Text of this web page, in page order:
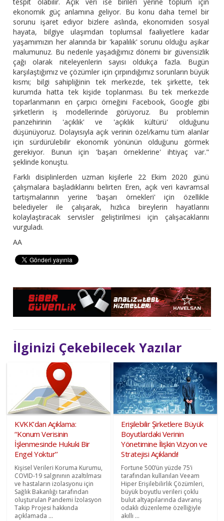
tespit olabilir. Açık veri ise birileri yerine toplum için
ekonomik güç anlamına geliyor. Bu konu daha temel bir
sorunu işaret ediyor bizlere aslında, ekonomiden sosyal
hayata, bilgiye ulaşımdan toplumsal faaliyetlere kadar
yaşamımızın her alanında bir 'kapalılık' sorunu olduğu aşikar
malumunuz. Bu nedenle yaşadığımız dönemi bir güvensizlik
çağı olarak niteleyenlerin sayısı oldukça fazla. Bugün
karşılaştığımız ve çözümler için çırpındığımız sorunların büyük
kısmı; bilgi sahipliğinin tek merkezde, tek şirkette, tek
kurumda hatta tek kişide toplanması. Bu tek merkezde
toparlanmanın en çarpıcı örneğini Facebook, Google gibi
şirketlerin iş modellerinde görüyoruz. Bu problemin
panzehirinin 'açıklık' ve 'açıklık kültürü' olduğunu
düşünüyoruz. Dolayısıyla açık verinin özel/kamu tüm alanlar
için sürdürülebilir ekonomik yönünün olduğunu görmek
gerekiyor. Bunun için 'başarı örneklerine' ihtiyaç var."
şeklinde konuştu.
Farklı disiplinlerden uzman kişilerle 22 Ekim 2020 günü
çalışmalara başladıklarını belirten Eren, açık veri kavramsal
tartışmalarının yerine 'başarı örnekleri' için özellikle
belediyeler ile çalışarak, hızlıca bireylerin hayatlarını
kolaylaştıracak servisler geliştirilmesi için çalışacaklarını
vurguladı.
AA
İlginizi Çekebilecek Yazılar
KVKK’dan Açıklama:
‘‘Konum Verisinin
İşlenmesinde Hukuki Bir
Engel Yoktur’’
Kişisel Verileri Koruma Kurumu,
COVID-19 salgınının azaltılması
ve hastaların izolasyonu için
Sağlık Bakanlığı tarafından
oluşturulan Pandemi İzolasyon
Takip Projesi hakkında
açıklamada ...
Erişilebilir Şirketlere Büyük
Boyutlardaki Verinin
Yönetimine İlişkin Vizyon ve
Stratejisi Açıklandı!
Fortune 500’ün yüzde 75’i
tarafından kullanılan Veeam
Hiper Erişilebilirlik Çözümleri,
büyük boyutlu verileri çoklu
bulut altyapılarında davranış
odaklı düzenleme özelliğiyle
akıllı ...